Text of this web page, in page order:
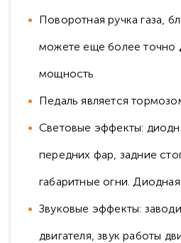
Поворотная ручка газа,
можете еще более точно
мощность
Педаль является
Световые эффекты:
передних фар, задние
габаритные огни.
Звуковые эффекты:
двигателя, звук работы